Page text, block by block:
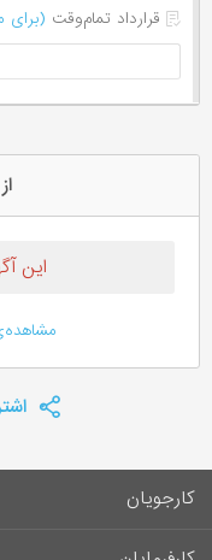
قرارداد تمام‌وقت (برای
این
کارجویان
سوالات متداول کارجویان